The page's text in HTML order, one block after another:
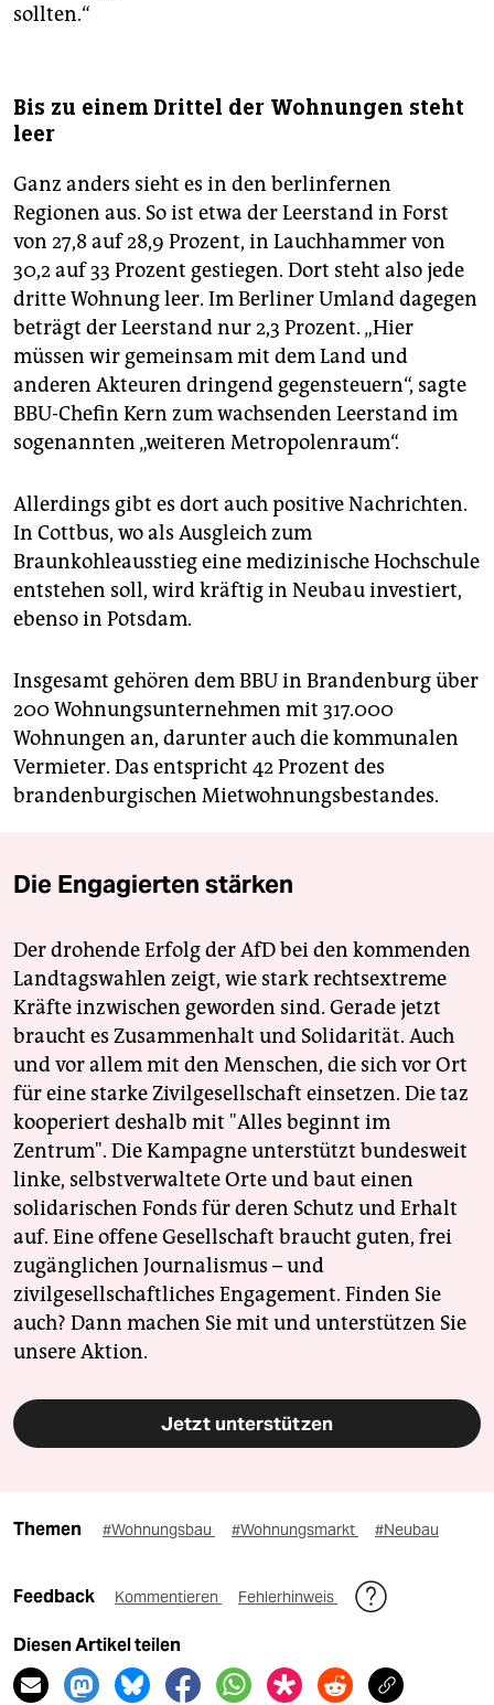
sollten.“
Bis zu einem Drittel der Wohnungen steht
leer
Ganz anders sieht es in den berlinfernen
Regionen aus. So ist etwa der Leerstand in Forst
von 27,8 auf 28,9 Prozent, in Lauchhammer von
30,2 auf 33 Prozent gestiegen. Dort steht also jede
dritte Wohnung leer. Im Berliner Umland dagegen
beträgt der Leerstand nur 2,3 Prozent. „Hier
müssen wir gemeinsam mit dem Land und
anderen Akteuren dringend gegensteuern“, sagte
BBU-Chefin Kern zum wachsenden Leerstand im
sogenannten „weiteren Metropolenraum“.
Allerdings gibt es dort auch positive Nachrichten.
In Cottbus, wo als Ausgleich zum
Braunkohleausstieg eine medizinische Hochschule
entstehen soll, wird kräftig in Neubau investiert,
ebenso in Potsdam.
Insgesamt gehören dem BBU in Brandenburg über
200 Wohnungsunternehmen mit 317.000
Wohnungen an, darunter auch die kommunalen
Vermieter. Das entspricht 42 Prozent des
brandenburgischen Mietwohnungsbestandes.
Die Engagierten stärken
Der drohende Erfolg der AfD bei den kommenden
Landtagswahlen zeigt, wie stark rechtsextreme
Kräfte inzwischen geworden sind. Gerade jetzt
braucht es Zusammenhalt und Solidarität. Auch
und vor allem mit den Menschen, die sich vor Ort
für eine starke Zivilgesellschaft einsetzen. Die taz
kooperiert deshalb mit "Alles beginnt im
Zentrum". Die Kampagne unterstützt bundesweit
linke, selbstverwaltete Orte und baut einen
solidarischen Fonds für deren Schutz und Erhalt
auf. Eine offene Gesellschaft braucht guten, frei
zugänglichen Journalismus – und
zivilgesellschaftliches Engagement. Finden Sie
auch? Dann machen Sie mit und unterstützen Sie
unsere Aktion.
Jetzt unterstützen
Themen #Wohnungsbau #Wohnungsmarkt #Neubau
Feedback Kommentieren Fehlerhinweis
Diesen Artikel teilen